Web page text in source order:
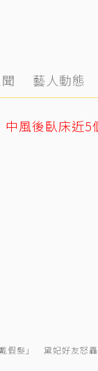
藝人動態
風後臥床近5
假髮」 黛妃好友怒轟